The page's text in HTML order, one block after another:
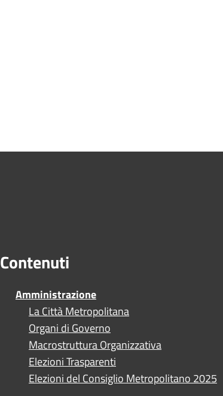
Contenuti
Amministrazione
La Città Metropolitana
Organi di Governo
Macrostruttura Organizzativa
Elezioni Trasparenti
Elezioni del Consiglio Metropolitano 2025